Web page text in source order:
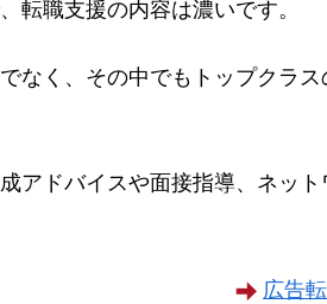
転職支援の内容は濃いです。
なく、その中でもトップクラス
アドバイスや面接指導、 ネット
広告